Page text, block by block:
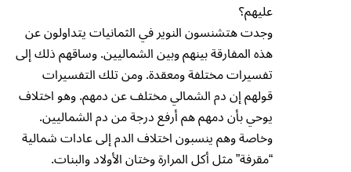
عليهم؟
وجدت هتشنسون النوير في الثمانيات يتداولون عن
هذه المفارقة بينهم وبين الشماليين. وساقهم ذلك إلى
تفسيرات مختلفة ومعقدة. ومن تلك التفسيرات
قولهم إن دم الشمالي مختلف عن دمهم. وهو اختلاف
يوحي بأن دمهم هم أرفع درجة من دم الشماليين.
وخاصة وهم ينسبون اختلاف الدم إلى عادات شمالية
“مقرفة” مثل أكل المرارة وختان الأولاد والبنات.